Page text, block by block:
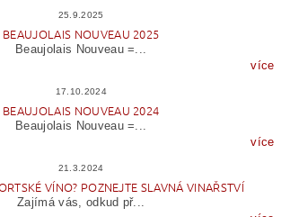
25.9.2025
BEAUJOLAIS NOUVEAU 2025
Beaujolais Nouveau =...
více
17.10.2024
BEAUJOLAIS NOUVEAU 2024
Beaujolais Nouveau =...
více
21.3.2024
VÍNO? POZNEJTE SLAVNÁ VINAŘSTVÍ
Zajímá vás, odkud př...